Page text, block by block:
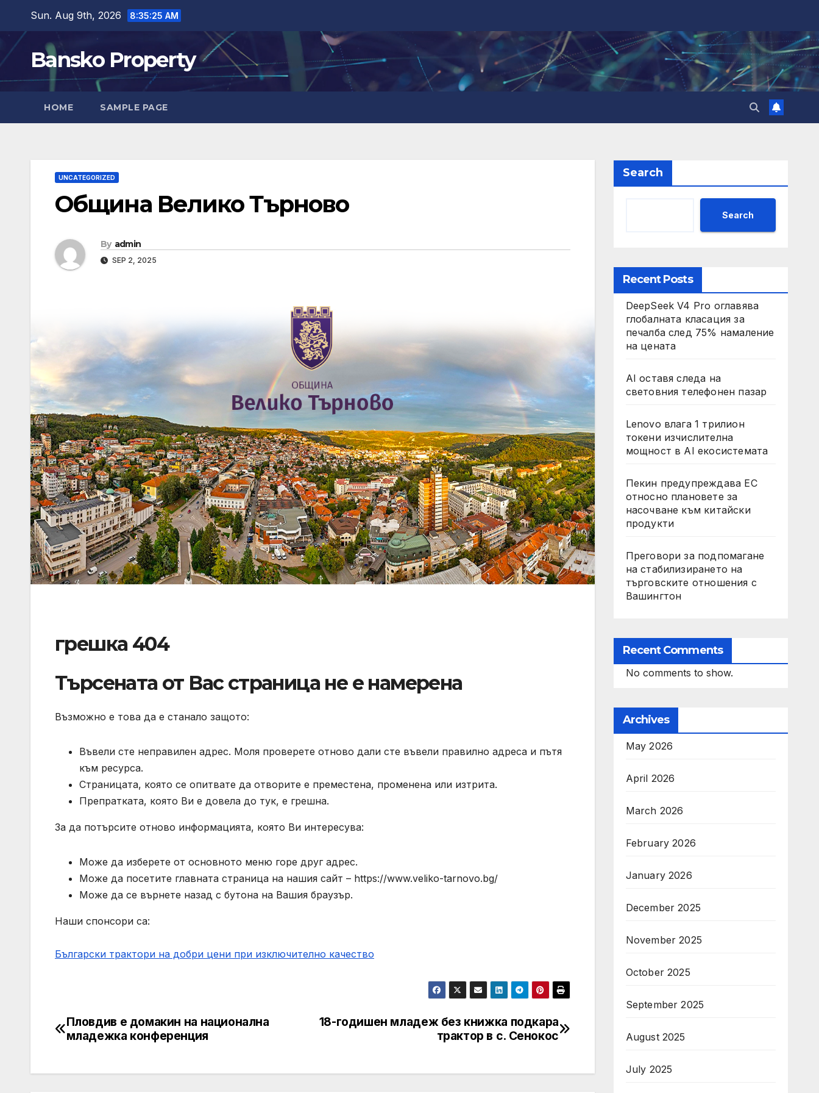
content
Sun. Aug 9th, 2026 8:35:26 AM
Bansko Property
HOME SAMPLE PAGE
UNCATEGORIZED
Община Велико Търново
By admin
SEP 2, 2025
грешка 404
Търсената от Вас страница не е намерена
Възможно е това да е станало защото:
Въвели сте неправилен адрес. Моля проверете отново дали сте въвели правилно адреса и пътя
към ресурса.
Страницата, която се опитвате да отворите е преместена, променена или изтрита.
Препратката, която Ви е довела до тук, е грешна.
За да потърсите отново информацията, която Ви интересува:
Може да изберете от основното меню горе друг адрес.
Може да посетите главната страница на нашия сайт – https://www.veliko-tarnovo.bg/
Може да се върнете назад с бутона на Вашия браузър.
Наши спонсори са:
Български трактори на добри цени при изключително качество
Post
18-годишен младеж без книжка подкара
трактор в с. Сенокос
Пловдив e домакин на национална
младежка конференция
Search
Search
Recent Posts
DeepSeek V4 Pro оглавява
глобалната класация за
печалба след 75% намаление
на цената
AI оставя следа на
световния телефонен пазар
Lenovo влага 1 трилион
токени изчислителна
мощност в AI екосистемата
Пекин предупреждава ЕС
относно плановете за
насочване към китайски
продукти
Преговори за подпомагане
на стабилизирането на
търговските отношения с
Вашингтон
Recent Comments
No comments to show.
Archives
May 2026
April 2026
March 2026
February 2026
January 2026
December 2025
November 2025
October 2025
September 2025
August 2025
July 2025